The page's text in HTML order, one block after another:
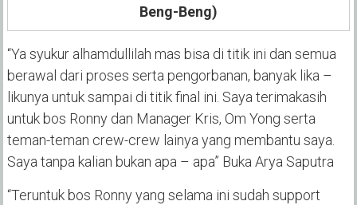
Beng-Beng)
“Ya syukur alhamdullilah mas bisa di titik ini dan semua
berawal dari proses serta pengorbanan, banyak lika –
likunya untuk sampai di titik final ini. Saya terimakasih
untuk bos Ronny dan Manager Kris, Om Yong serta
teman-teman crew-crew lainya yang membantu saya.
Saya tanpa kalian bukan apa – apa” Buka Arya Saputra
“Teruntuk bos Ronny yang selama ini sudah support